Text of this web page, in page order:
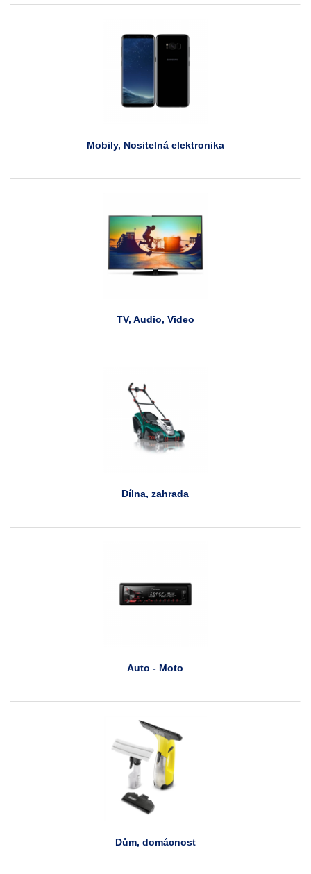
Mobily, Nositelná elektronika
TV, Audio, Video
Dílna, zahrada
Auto - Moto
Dům, domácnost